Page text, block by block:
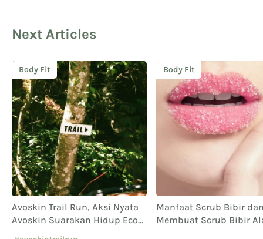
Next Articles
Body Fit
Avoskin Trail Run, Aksi Nyata
Avoskin Suarakan Hidup Eco
Body Fit
Manfaat Scrub Bibir
Membuat Scrub Bibir